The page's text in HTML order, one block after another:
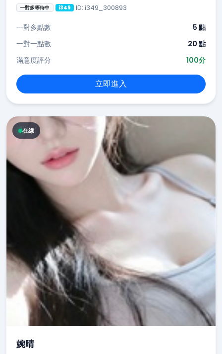
一對多等待中 i349 ID: i349_300893
一對多點數
5 點
一對一點數
20 點
滿意度評分
100分
立即進入
在線
婉晴